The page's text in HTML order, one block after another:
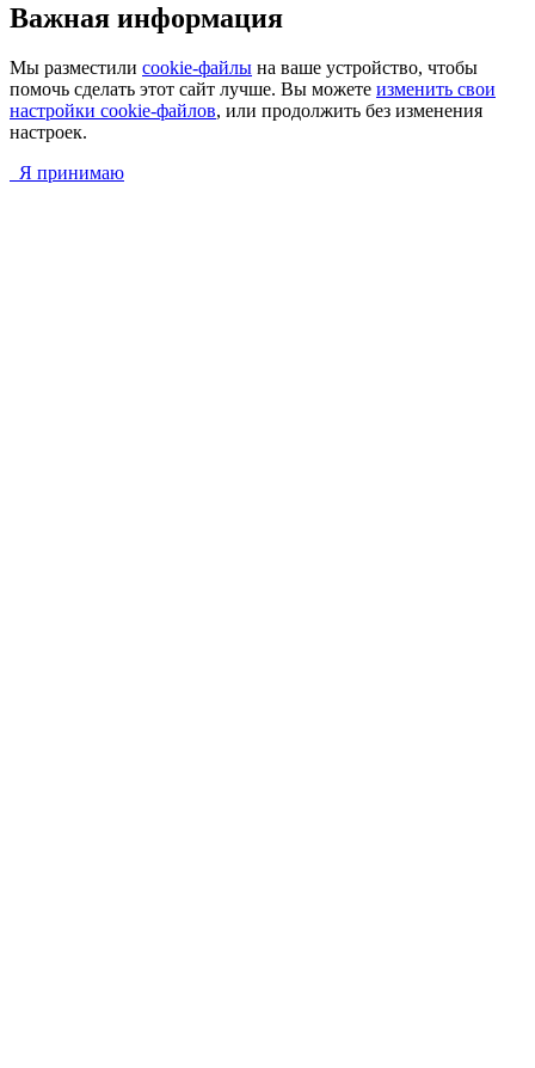
Важная информация
Мы разместили cookie-файлы на ваше устройство, чтобы
помочь сделать этот сайт лучше. Вы можете изменить свои
настройки cookie-файлов, или продолжить без изменения
настроек.
Я принимаю